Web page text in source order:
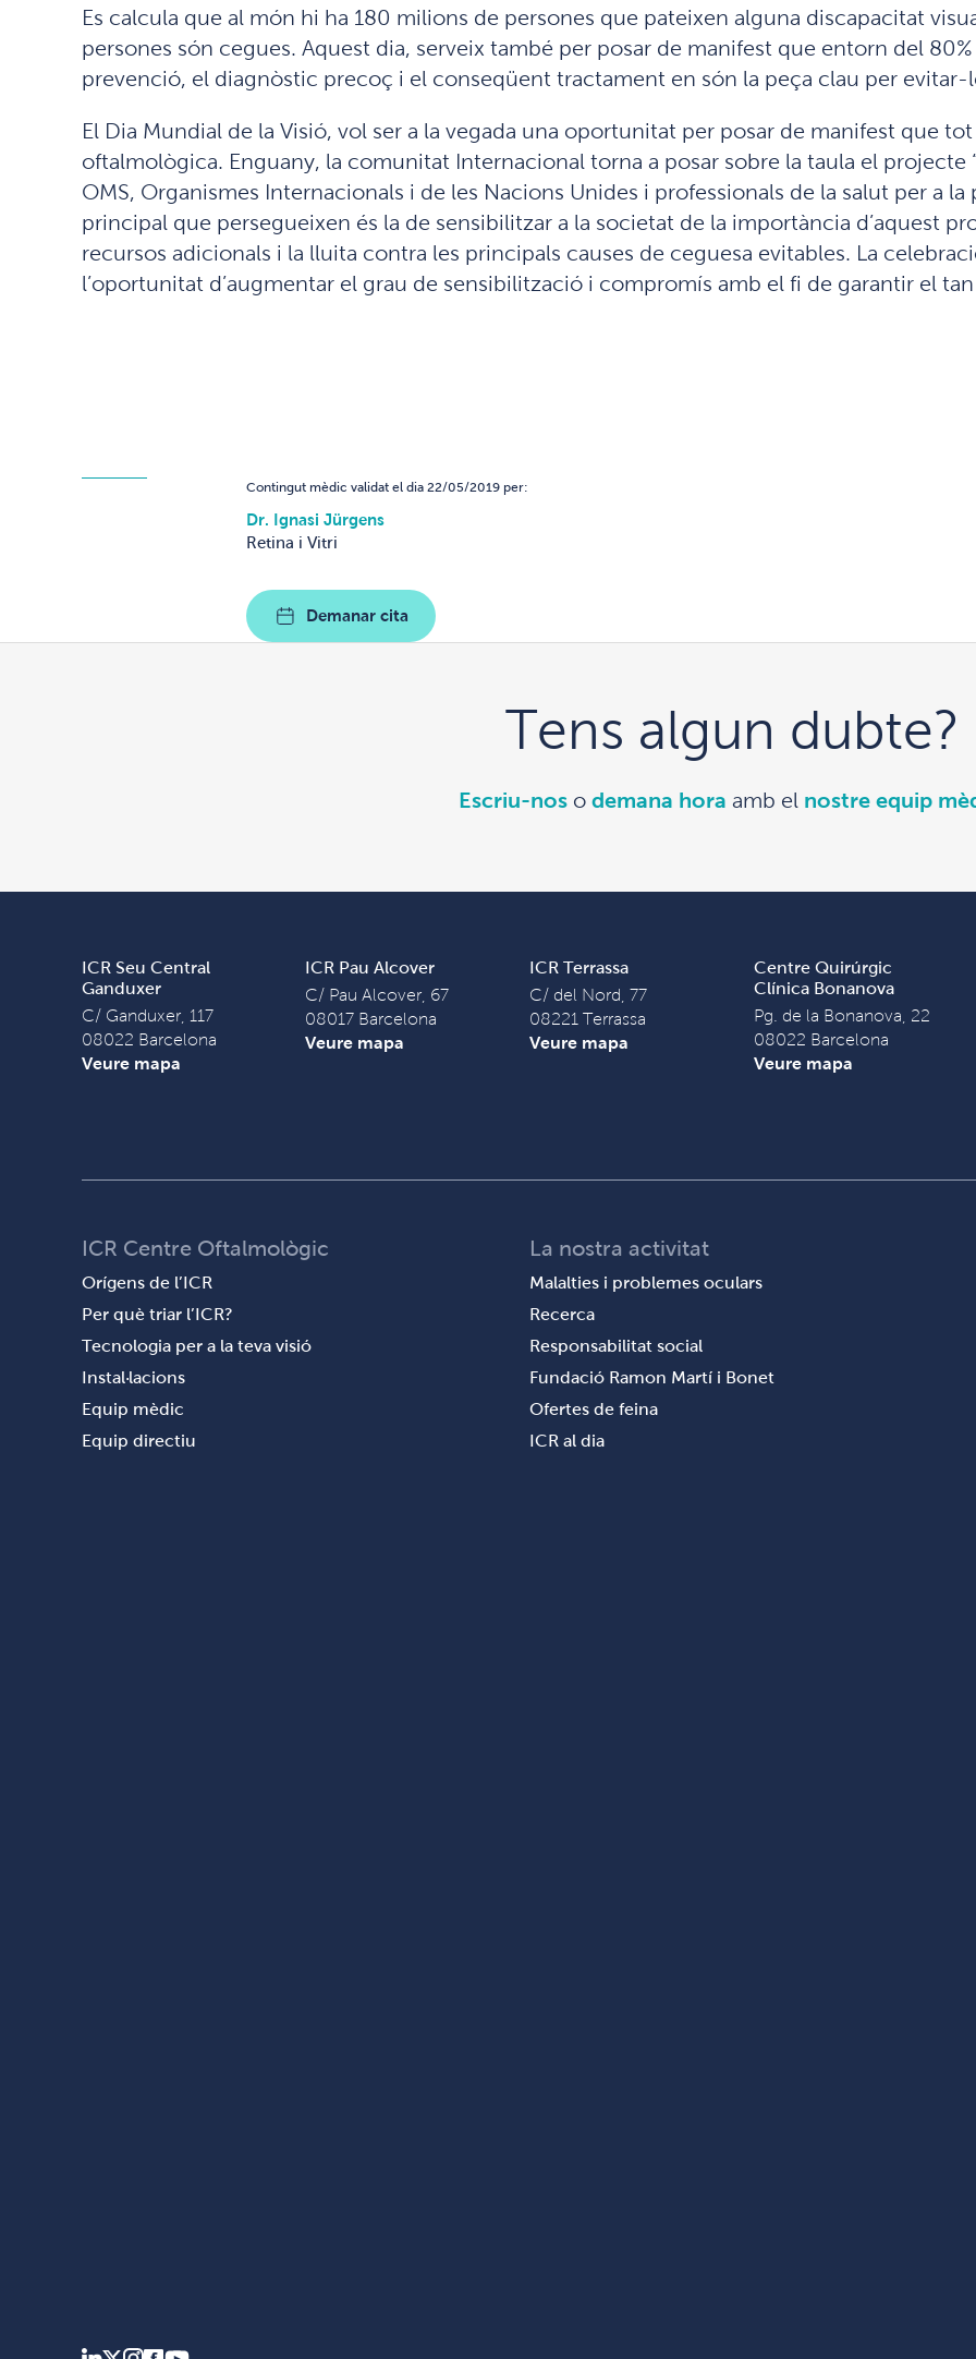
Es calcula que al món hi ha 180 milions de persones que pateixen alguna discapacitat
persones són cegues. Aquest dia, serveix també per posar de manifest que entorn del
prevenció, el diagnòstic precoç i el conseqüent tractament en són la peça clau per evitar-
El Dia Mundial de la Visió, vol ser a la vegada una oportunitat per posar de manifest que
oftalmològica. Enguany, la comunitat Internacional torna a posar sobre la taula el projecte
OMS, Organismes Internacionals i de les Nacions Unides i professionals de la salut per a
principal que persegueixen és la de sensibilitzar a la societat de la importància d’aquest
recursos adicionals i la lluita contra les principals causes de ceguesa evitables. La
l’oportunitat d’augmentar el grau de sensibilització i compromís amb el fi de garantir el
Contingut mèdic validat el dia 22/05/2019 per:
Dr. Ignasi Jürgens
Retina i Vitri
Demanar cita
Tens algun dubte?
Escriu-nos o demana hora amb el nostre equip
ICR Seu Central
Ganduxer
C/ Ganduxer, 117
08022 Barcelona
Veure mapa
ICR Pau Alcover
C/ Pau Alcover, 67
08017 Barcelona
Veure mapa
ICR Terrassa
C/ del Nord, 77
08221 Terrassa
Veure mapa
Centre Quirúrgic
Clínica Bonanova
Pg. de la Bonanova, 22
08022 Barcelona
Veure mapa
ICR Centre Oftalmològic
Orígens de l’ICR
Per què triar l’ICR?
Tecnologia per a la teva visió
Instal·lacions
Equip mèdic
Equip directiu
La nostra activitat
Malalties i problemes oculars
Recerca
Responsabilitat social
Fundació Ramon Martí i Bonet
Ofertes de feina
ICR al dia